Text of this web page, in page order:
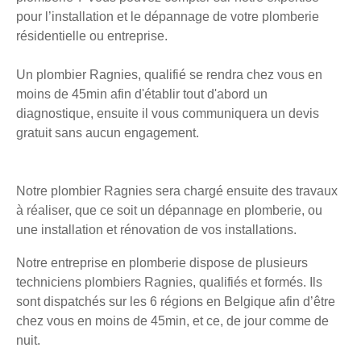
pour l’installation et le dépannage de votre plomberie
résidentielle ou entreprise.
Un plombier Ragnies, qualifié se rendra chez vous en
moins de 45min afin d'établir tout d'abord un
diagnostique, ensuite il vous communiquera un devis
gratuit sans aucun engagement.
Notre plombier Ragnies sera chargé ensuite des travaux
à réaliser, que ce soit un dépannage en plomberie, ou
une installation et rénovation de vos installations.
Notre entreprise en plomberie dispose de plusieurs
techniciens plombiers Ragnies, qualifiés et formés. Ils
sont dispatchés sur les 6 régions en Belgique afin d’être
chez vous en moins de 45min, et ce, de jour comme de
nuit.